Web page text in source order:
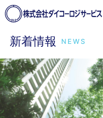
新着情報 NEWS